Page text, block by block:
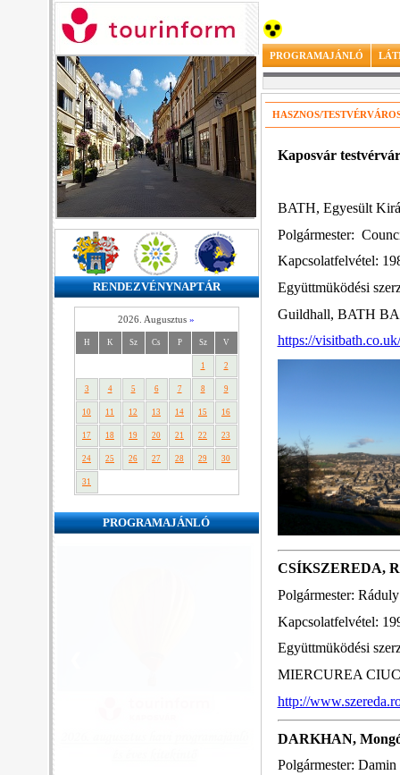
RENDEZVÉNYNAPTÁR
2026. Augusztus »
H K Sz Cs P Sz V
1 2
3 4 5 6 7 8 9
10 11 12 13 14 15 16
17 18 19 20 21 22 23
24 25 26 27 28 29 30
31
PROGRAMAJÁNLÓ
PROGRAMAJÁNLÓ
HASZNOS/
Kaposvár
BATH, Egyesült
Polgármester:
Kapcsolatfelvétel:
Együttmüködési
Guildhall, BATH
https://visitbath.co.uk/
CSÍKSZEREDA,
Polgármester:
Kapcsolatfelvétel:
Együttmüködési
MIERCUREA CIUC
http://
DARKHAN,
Polgármester: